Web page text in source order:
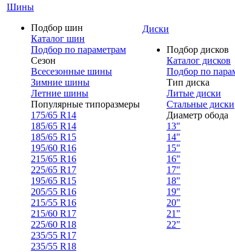
Шины
Подбор шин
Каталог шин
Подбор по параметрам
Сезон
Всесезонные шины
Зимние шины
Летние шины
Популярные типоразмеры
175/65 R14
185/65 R14
185/65 R15
195/60 R16
215/65 R16
225/65 R17
195/65 R15
205/55 R16
215/55 R16
215/60 R17
225/60 R18
235/55 R17
235/55 R18
Диски
Подбор дисков
Каталог дисков
Подбор по
Тип диска
Литые диски
Стальные диски
Диаметр обода
13"
14"
15"
16"
17"
18"
19"
20"
21"
22"